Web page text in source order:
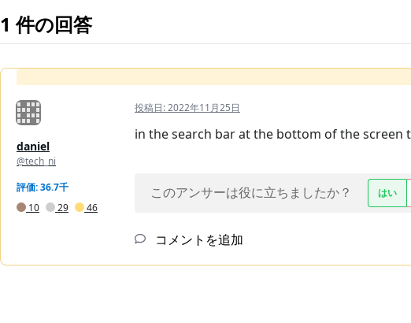
1 件の回答
daniel
@tech_ni
評価: 36.7千
10
29 46
投稿日:2022年11月25日
in the search bar at the bottom of the screen
このアンサーは役に立ちましたか？ はい
コメントを追加